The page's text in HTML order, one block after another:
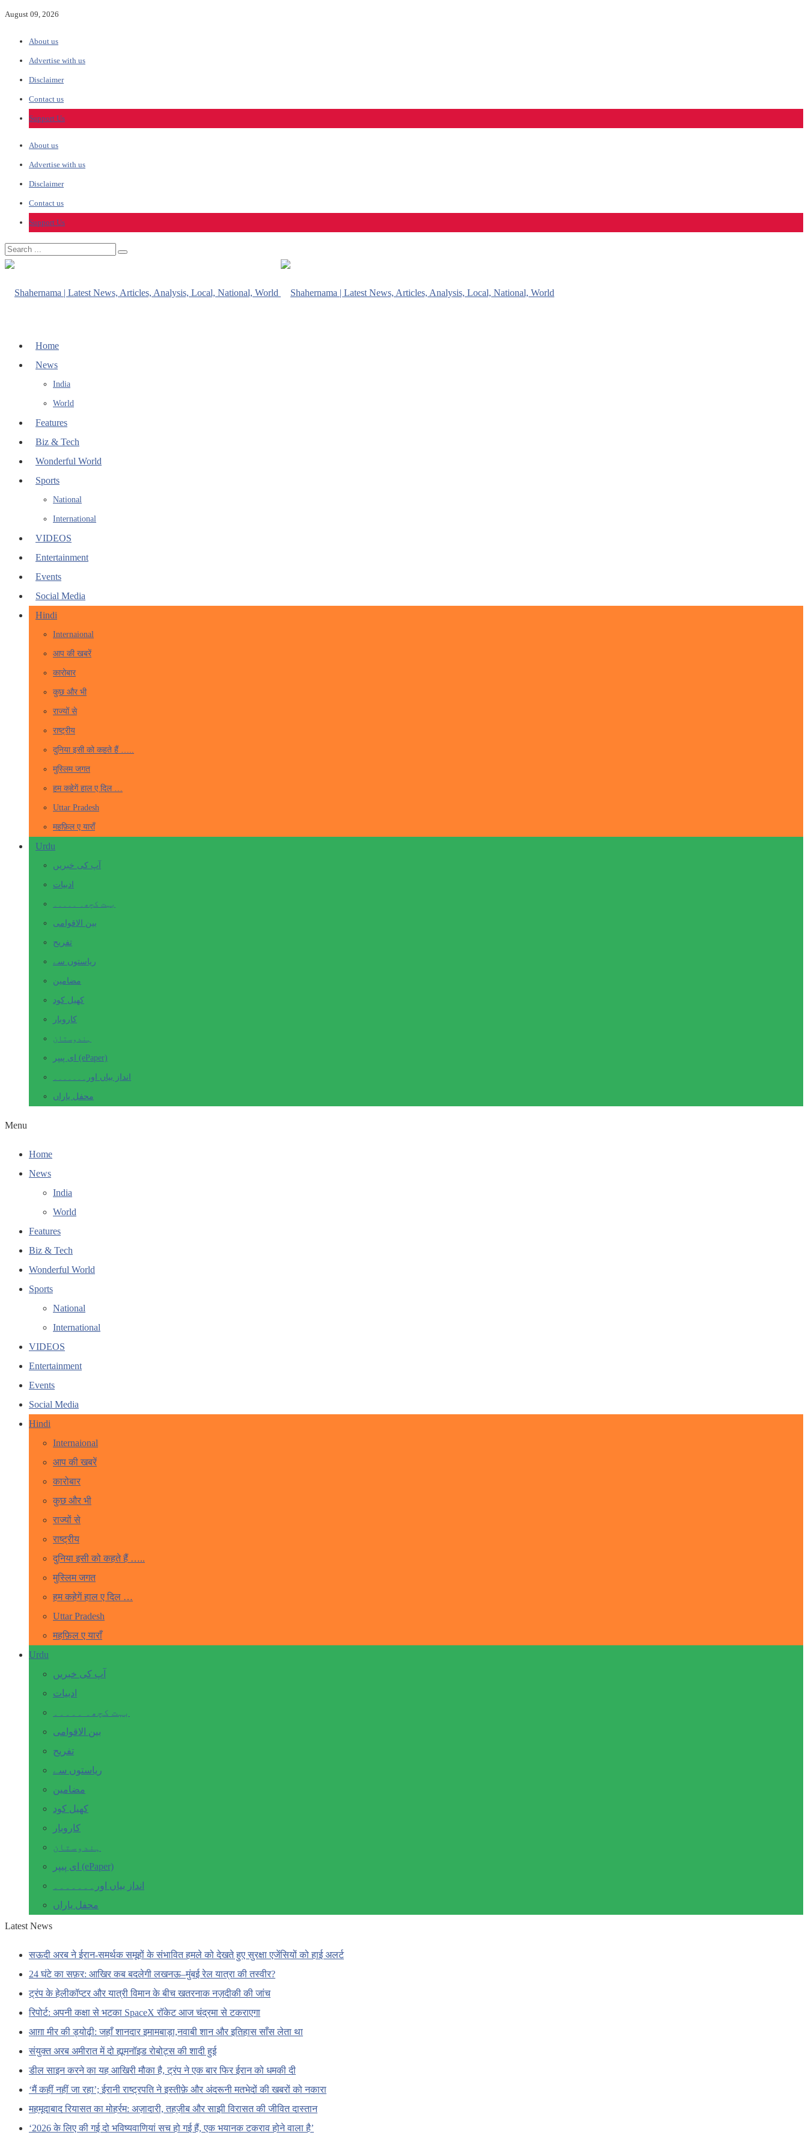
August 09, 2026
About us
Advertise with us
Disclaimer
Contact us
Support Us
About us
Advertise with us
Disclaimer
Contact us
Support Us
Home
News
India
World
Features
Biz & Tech
Wonderful World
Sports
National
International
VIDEOS
Entertainment
Events
Social Media
Hindi
Internaional
आप की खबरें
कारोबार
कुछ और भी
राज्यों से
राष्ट्रीय
दुनिया इसी को कहते हैं …..
मुस्लिम जगत
हम कहेगें हाल ए दिल …
Uttar Pradesh
महफ़िल ए याराँ
Urdu
آپ کی خبریں
ادبیات
بہت کچھ۔ ۔۔۔۔۔
بین الاقوامی
تفریح
ریاستوں سے
مضامین
کھیل کود
کاروبار
ہندوستان
ای پیپر (ePaper)
انداز بیاں اور۔۔۔۔۔۔۔
محفل یاراں
Menu
Home
News
India
World
Features
Biz & Tech
Wonderful World
Sports
National
International
VIDEOS
Entertainment
Events
Social Media
Hindi
Internaional
आप की खबरें
कारोबार
कुछ और भी
राज्यों से
राष्ट्रीय
दुनिया इसी को कहते हैं …..
मुस्लिम जगत
हम कहेगें हाल ए दिल …
Uttar Pradesh
महफ़िल ए याराँ
Urdu
آپ کی خبریں
ادبیات
بہت کچھ۔ ۔۔۔۔۔
بین الاقوامی
تفریح
ریاستوں سے
مضامین
کھیل کود
کاروبار
ہندوستان
ای پیپر (ePaper)
انداز بیاں اور۔۔۔۔۔۔۔
محفل یاراں
Latest News
सऊदी अरब ने ईरान-समर्थक समूहों के संभावित हमले को देखते हुए सुरक्षा एजेंसियों को हाई अलर्ट
24 घंटे का सफ़र: आखिर कब बदलेगी लखनऊ–मुंबई रेल यात्रा की तस्वीर?
ट्रंप के हेलीकॉप्टर और यात्री विमान के बीच खतरनाक नज़दीकी की जांच
रिपोर्ट: अपनी कक्षा से भटका SpaceX रॉकेट आज चंद्रमा से टकराएगा
आग़ा मीर की ड्योढ़ी: जहाँ शानदार इमामबाड़ा,नवाबी शान और इतिहास साँस लेता था
संयुक्त अरब अमीरात में दो ह्यूमनॉइड रोबोट्स की शादी हुई
डील साइन करने का यह आखिरी मौका है, ट्रंप ने एक बार फिर ईरान को धमकी दी
‘मैं कहीं नहीं जा रहा’; ईरानी राष्ट्रपति ने इस्तीफ़े और अंदरूनी मतभेदों की खबरों को नकारा
महमूदाबाद रियासत का मोहर्रम: अज़ादारी, तहज़ीब और साझी विरासत की जीवित दास्तान
‘2026 के लिए की गई दो भविष्यवाणियां सच हो गई हैं, एक भयानक टकराव होने वाला है’